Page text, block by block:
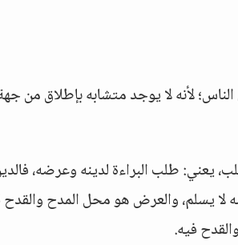
لأنه لا يوجد متشابه بإطلاق من
يعني: طلب البراءة لدينه وعرضه،
لا يسلم، والعرض هو محل المدح
فيه.